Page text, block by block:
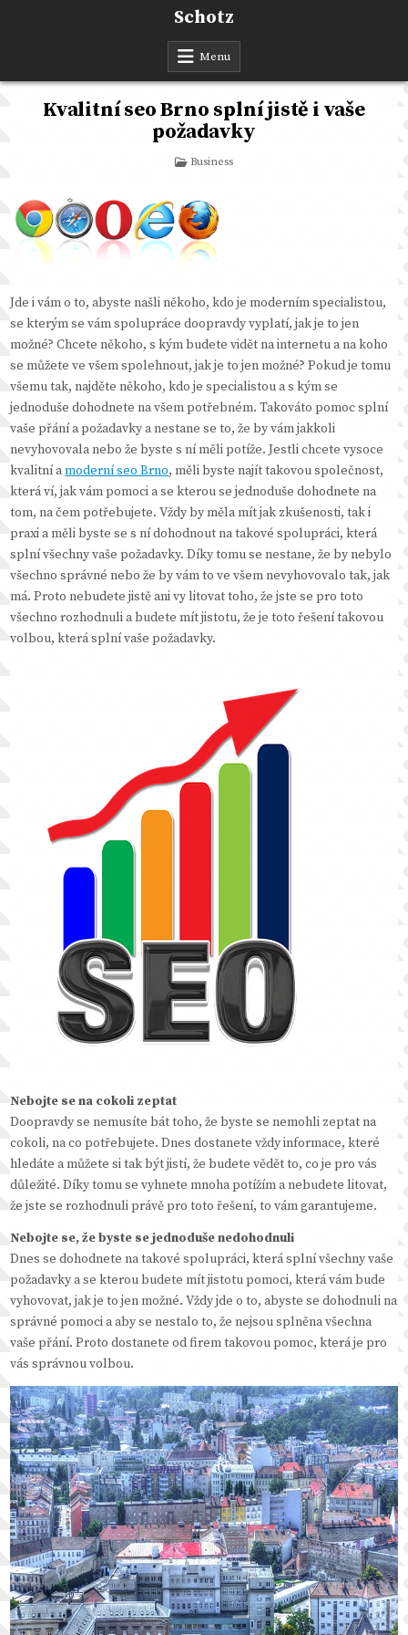
Schotz
Menu
Kvalitní seo Brno splní jistě i vaše
požadavky
Posted
Business
Jde i vám o to, abyste našli někoho, kdo je moderním specialistou,
se kterým se vám spolupráce doopravdy vyplatí, jak je to jen
možné? Chcete někoho, s kým budete vidět na internetu a na koho
se můžete ve všem spolehnout, jak je to jen možné? Pokud je tomu
všemu tak, najděte někoho, kdo je specialistou a s kým se
jednoduše dohodnete na všem potřebném. Takováto pomoc splní
vaše přání a požadavky a nestane se to, že by vám jakkoli
nevyhovovala nebo že byste s ní měli potíže. Jestli chcete vysoce
kvalitní amoderní seo Brno, měli byste najít takovou společnost,
která ví, jak vám pomoci a se kterou se jednoduše dohodnete na
tom, na čem potřebujete. Vždy by měla mít jak zkušenosti, tak i
praxi a měli byste se s ní dohodnout na takové spolupráci, která
splní všechny vaše požadavky. Díky tomu se nestane, že by nebylo
všechno správné nebo že by vám to ve všem nevyhovovalo tak, jak
má. Proto nebudete jistě ani vy litovat toho, že jste se pro toto
všechno rozhodnuli a budete mít jistotu, že je toto řešení takovou
volbou, která splní vaše požadavky.
Nebojte se na cokoli zeptat
Doopravdy se nemusíte bát toho, že byste se nemohli zeptat na
cokoli, na co potřebujete. Dnes dostanete vždy informace, které
hledáte a můžete si tak být jistí, že budete vědět to, co je pro vás
důležité. Díky tomu se vyhnete mnoha potížím a nebudete litovat,
že jste se rozhodnuli právě pro toto řešení, to vám garantujeme.
Nebojte se, že byste se jednoduše nedohodnuli
Dnes se dohodnete na takové spolupráci, která splní všechny vaše
požadavky a se kterou budete mít jistotu pomoci, která vám bude
vyhovovat, jak je to jen možné. Vždy jde o to, abyste se dohodnuli na
správné pomoci a aby se nestalo to, že nejsou splněna všechna
vaše přání. Proto dostanete od firem takovou pomoc, která je pro
vás správnou volbou.